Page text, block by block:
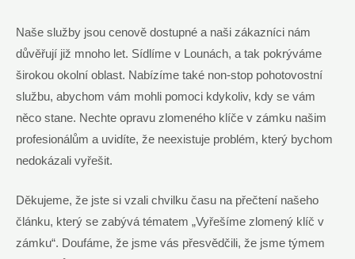
Naše služby jsou cenově dostupné a naši zákazníci nám
důvěřují již mnoho let. Sídlíme v Lounách, a tak pokrýváme
širokou okolní oblast. Nabízíme také non-stop pohotovostní
službu, abychom vám mohli pomoci kdykoliv, kdy se vám
něco stane. Nechte opravu zlomeného klíče v zámku našim
profesionálům a uvidíte, že neexistuje problém, který bychom
nedokázali vyřešit.
Děkujeme, že jste si vzali chvilku času na přečtení našeho
článku, který se zabývá tématem „Vyřešíme zlomený klíč v
zámku“. Doufáme, že jsme vás přesvědčili, že jsme týmem